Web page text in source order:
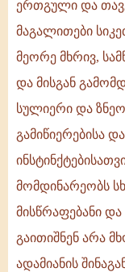
ერთგული და
მაგალითები
მეორე მხრივ,
და მისგან
სულიერი და
გამიწიერებისა
მომდინარეობს
მისწრაფებანი
გაითიშნენ არა
ადამიანის